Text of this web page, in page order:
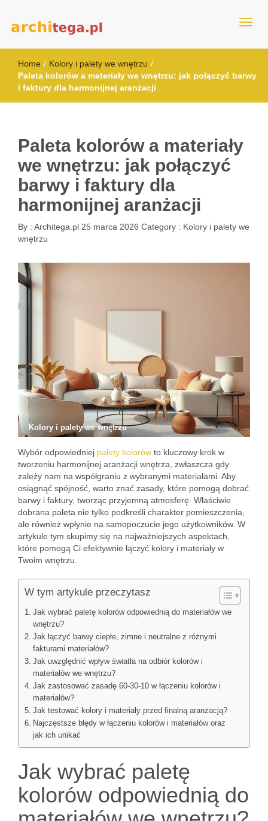
architega.pl
Home / Kolory i palety we wnętrzu /
Paleta kolorów a materiały we wnętrzu: jak połączyć barwy
i faktury dla harmonijnej aranżacji
Paleta kolorów a materiały
we wnętrzu: jak połączyć
barwy i faktury dla
harmonijnej aranżacji
By : Architega.pl 25 marca 2026 Category : Kolory i palety we
wnętrzu
Kolory i palety we wnętrzu
Wybór odpowiedniej palety kolorów to kluczowy krok w
tworzeniu harmonijnej aranżacji wnętrza, zwłaszcza gdy
zależy nam na współgraniu z wybranymi materiałami. Aby
osiągnąć spójność, warto znać zasady, które pomogą dobrać
barwy i faktury, tworząc przyjemną atmosferę. Właściwie
dobrana paleta nie tylko podkreśli charakter pomieszczenia,
ale również wpłynie na samopoczucie jego użytkowników. W
artykule tym skupimy się na najważniejszych aspektach,
które pomogą Ci efektywnie łączyć kolory i materiały w
Twoim wnętrzu.
W tym artykule przeczytasz
Jak wybrać paletę kolorów odpowiednią do materiałów we
wnętrzu?
Jak łączyć barwy ciepłe, zimne i neutralne z różnymi
fakturami materiałów?
Jak uwzględnić wpływ światła na odbiór kolorów i
materiałów we wnętrzu?
Jak zastosować zasadę 60-30-10 w łączeniu kolorów i
materiałów?
Jak testować kolory i materiały przed finalną aranżacją?
Najczęstsze błędy w łączeniu kolorów i materiałów oraz
jak ich unikać
Jak wybrać paletę
kolorów odpowiednią do